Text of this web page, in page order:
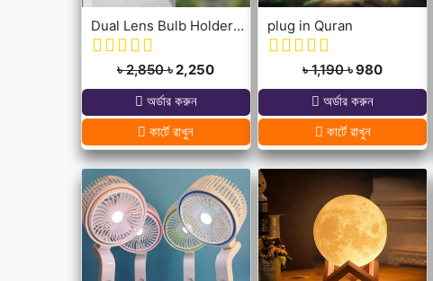
Dual Lens Bulb Holder Camera V380 Pro Apps 1080p full Hd Resulation cctv camera
৳ 2,850৳ 2,250
অর্ডার করুন
কার্টে রাখুন
plug in Quran
৳ 1,190৳ 980
অর্ডার করুন
কার্টে রাখুন